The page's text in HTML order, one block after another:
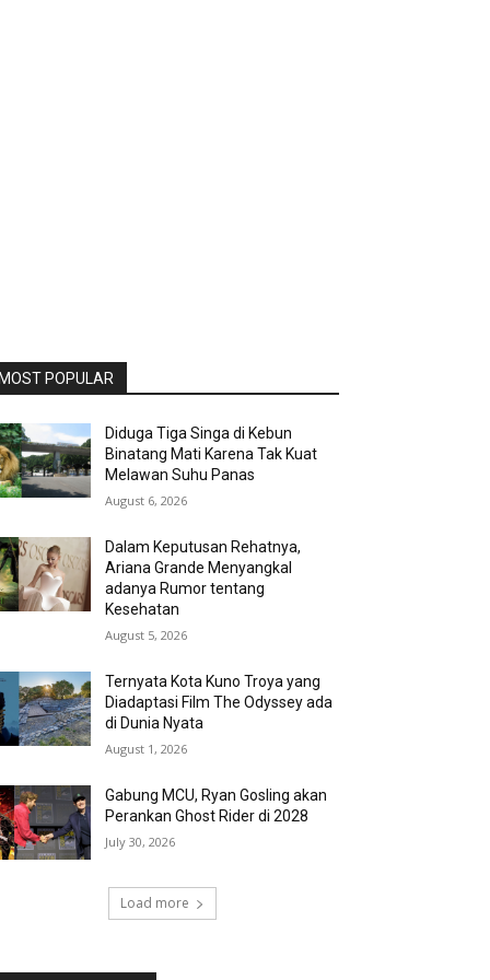
MOST POPULAR
Diduga Tiga Singa di Kebun
Binatang Mati Karena Tak Kuat
Melawan Suhu Panas
August 6, 2026
Dalam Keputusan Rehatnya,
Ariana Grande Menyangkal
adanya Rumor tentang
Kesehatan
August 5, 2026
Ternyata Kota Kuno Troya yang
Diadaptasi Film The Odyssey ada
di Dunia Nyata
August 1, 2026
Gabung MCU, Ryan Gosling akan
Perankan Ghost Rider di 2028
July 30, 2026
Load more